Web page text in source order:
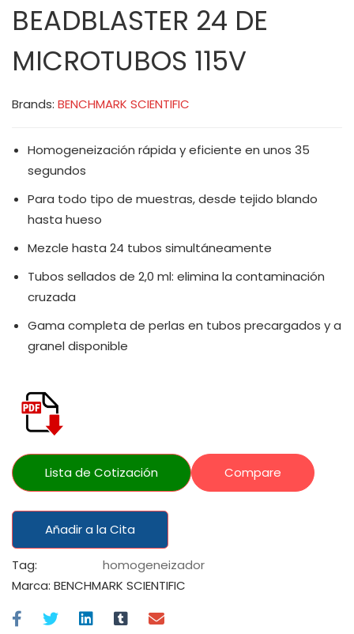
BEADBLASTER 24 DE
MICROTUBOS 115V
Brands: BENCHMARK SCIENTIFIC
Homogeneización rápida y eficiente en unos 35
segundos
Para todo tipo de muestras, desde tejido blando
hasta hueso
Mezcle hasta 24 tubos simultáneamente
Tubos sellados de 2,0 ml: elimina la contaminación
cruzada
Gama completa de perlas en tubos precargados y a
granel disponible
Lista de Cotización Compare
Añadir a la Cita
Tag:
homogeneizador
Marca: BENCHMARK SCIENTIFIC